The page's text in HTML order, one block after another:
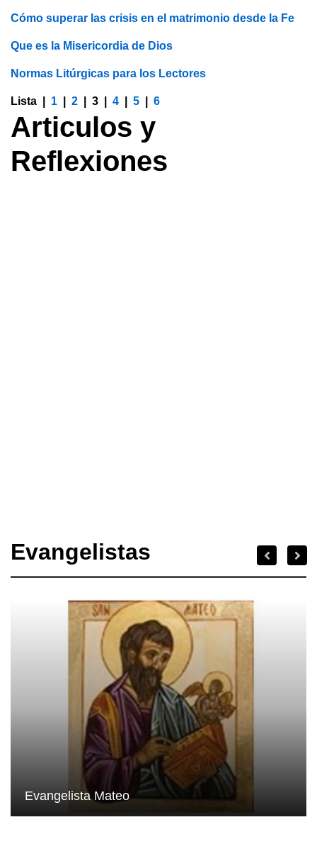
Cómo superar las crisis en el matrimonio desde la Fe
Que es la Misericordia de Dios
Normas Litúrgicas para los Lectores
Lista | 1 2 3 4 5 6
Articulos y
Reflexiones
Evangelistas
Evangelista Mateo